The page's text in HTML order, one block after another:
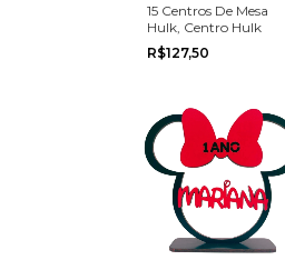
15 Centros De Mesa
Hulk, Centro Hulk
R$127,50